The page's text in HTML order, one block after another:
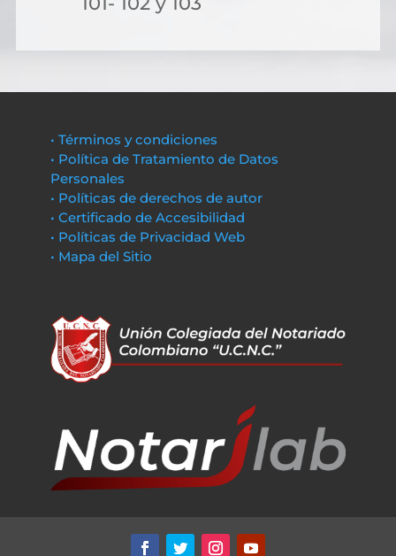
• Términos y condiciones
• Política de Tratamiento de Datos
Personales
• Políticas de derechos de autor
• Certificado de Accesibilidad
• Políticas de Privacidad Web
• Mapa del Sitio